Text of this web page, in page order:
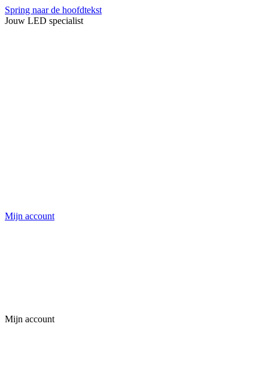
Spring naar de hoofdtekst
Jouw LED specialist
Mijn account
Mijn account